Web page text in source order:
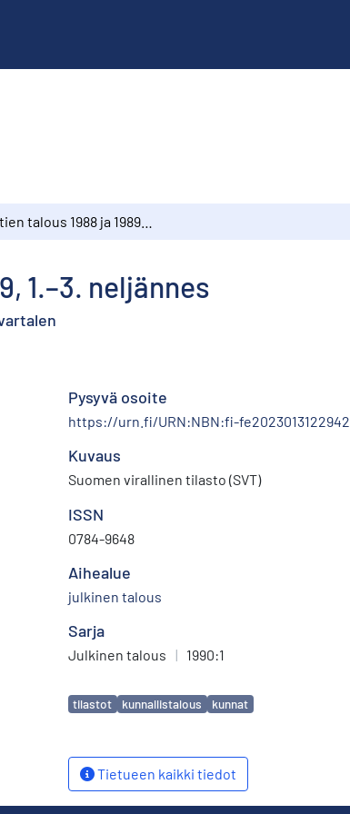
1.–3. neljännes
Pysyvä osoite
https://urn.fi/URN:NBN:fi-fe2023013122942
Kuvaus
Suomen virallinen tilasto (SVT)
ISSN
0784-9648
Aihealue
julkinen talous
Sarja
Julkinen talous | 1990:1
Avainsanat
tilastot kunnallistalous kunnat
Tietueen kaikki tiedot